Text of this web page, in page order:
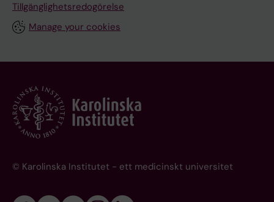
Tillgänglighetsredogörelse
Manage your cookies
© Karolinska Institutet - ett medicinskt universitet